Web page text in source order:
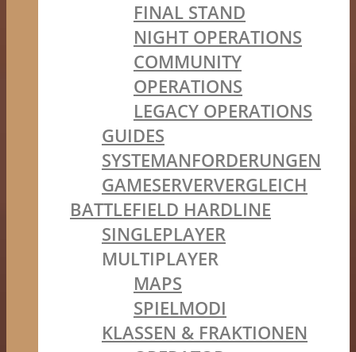
FINAL STAND
NIGHT OPERATIONS
COMMUNITY
OPERATIONS
LEGACY OPERATIONS
GUIDES
SYSTEMANFORDERUNGEN
GAMESERVERVERGLEICH
BATTLEFIELD HARDLINE
SINGLEPLAYER
MULTIPLAYER
MAPS
SPIELMODI
KLASSEN & FRAKTIONEN